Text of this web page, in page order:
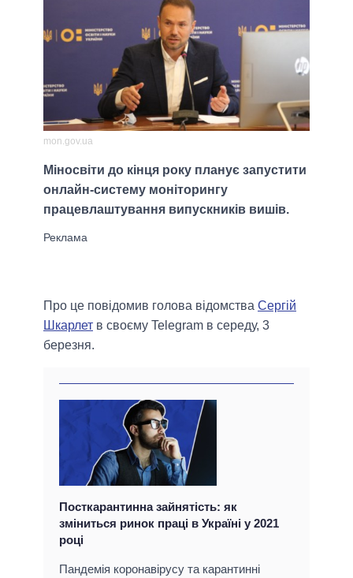
mon.gov.ua
Міносвіти до кінця року планує запустити
онлайн-систему моніторингу
працевлаштування випускників вишів.
Про це повідомив голова відомства Сергій
Шкарлет в своєму Telegram в середу, 3
березня.
Посткарантинна зайнятість: як
зміниться ринок праці в Україні у 2021
році
Пандемія коронавірусу та карантинні